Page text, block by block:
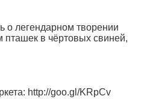
о легендарном творении
пташек в чёртовых свиней,
http://goo.gl/KRpCv